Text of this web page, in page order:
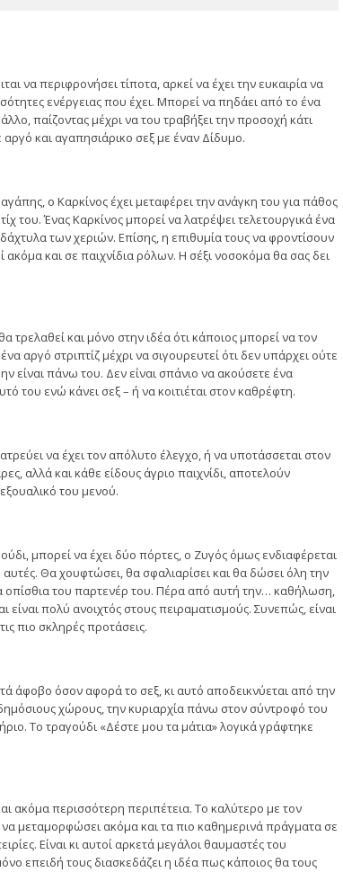
να περιφρονήσει τίποτα, αρκεί να έχει την ευκαιρία να
ενέργειας που έχει. Μπορεί να πηδάει από το ένα
παίζοντας μέχρι να του τραβήξει την προσοχή κάτι
και αγαπησιάρικο σεξ με έναν Δίδυμο.
ο Καρκίνος έχει μεταφέρει την ανάγκη του για πάθος
του. Ένας Καρκίνος μπορεί να λατρέψει τελετουργικά ένα
δάχτυλα των χεριών. Επίσης, η επιθυμία τους να φροντίσουν
και σε παιχνίδια ρόλων. Η σέξι νοσοκόμα θα σας δει
τρελαθεί και μόνο στην ιδέα ότι κάποιος μπορεί να τον
αργό στριπτίζ μέχρι να σιγουρευτεί ότι δεν υπάρχει ούτε
είναι πάνω του. Δεν είναι σπάνιο να ακούσετε ένα
του ενώ κάνει σεξ – ή να κοιτιέται στον καθρέφτη.
να έχει τον απόλυτο έλεγχο, ή να υποτάσσεται στον
αλλά και κάθε είδους άγριο παιχνίδι, αποτελούν
του μενού.
μπορεί να έχει δύο πόρτες, ο Ζυγός όμως ενδιαφέρεται
Θα χουφτώσει, θα σφαλιαρίσει και θα δώσει όλη την
του παρτενέρ του. Πέρα από αυτή την… καθήλωση,
είναι πολύ ανοιχτός στους πειραματισμούς. Συνεπώς, είναι
πιο σκληρές προτάσεις.
άφοβο όσον αφορά το σεξ, κι αυτό αποδεικνύεται από την
χώρους, την κυριαρχία πάνω στον σύντροφό του
Το τραγούδι «Δέστε μου τα μάτια» λογικά γράφτηκε
ακόμα περισσότερη περιπέτεια. Το καλύτερο με τον
μεταμορφώσει ακόμα και τα πιο καθημερινά πράγματα σε
Είναι κι αυτοί αρκετά μεγάλοι θαυμαστές του
επειδή τους διασκεδάζει η ιδέα πως κάποιος θα τους